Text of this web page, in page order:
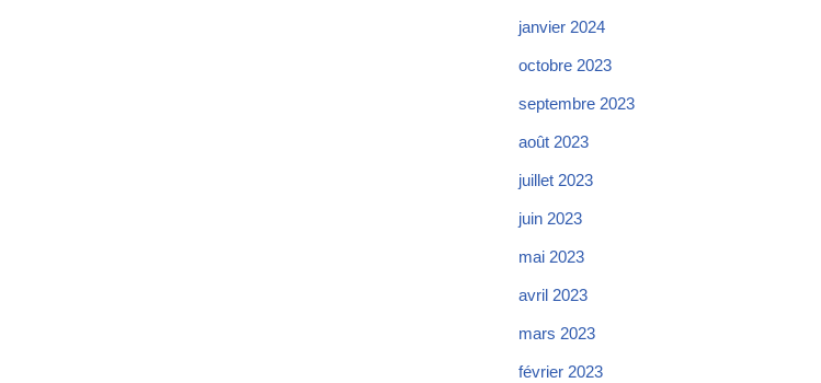
janvier 2024
octobre 2023
septembre 2023
août 2023
juillet 2023
juin 2023
mai 2023
avril 2023
mars 2023
février 2023